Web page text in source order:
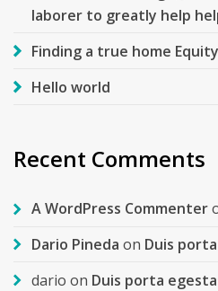
laborer to greatly help
Finding a true home
Hello world
Recent Comments
A WordPress Commenter
Dario Pineda on Duis
dario on Duis porta